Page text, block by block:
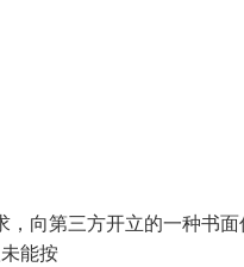
向第三方开立的一种书面
能按